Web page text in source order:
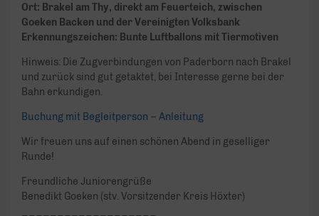
Ort: Brakel am Thy, direkt am Feuerteich, zwischen
Goeken Backen und der Vereinigten Volksbank
Erkennungszeichen: Bunte Luftballons mit Tiermotiven
Hinweis: Die Zugverbindungen von Paderborn nach Brakel
und zurück sind gut getaktet, bei Interesse gerne bei der
Bahn erkundigen.
Buchung mit Begleitperson – Anleitung
Wir freuen uns auf einen schönen Abend in geselliger
Runde!
Freundliche Juniorengrüße
Benedikt Goeken (stv. Vorsitzender Kreis Höxter)